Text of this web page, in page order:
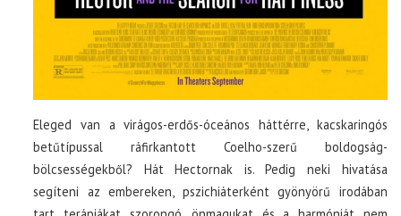
Eleged van a virágos-erdős-óceános háttérre, kacskaringós
betűtípussal ráfirkantott Coelho-szerű boldogság-
bölcsességekből? Hát Hectornak is. Pedig neki hivatása
segíteni az embereken, pszichiáterként gyönyörű irodában